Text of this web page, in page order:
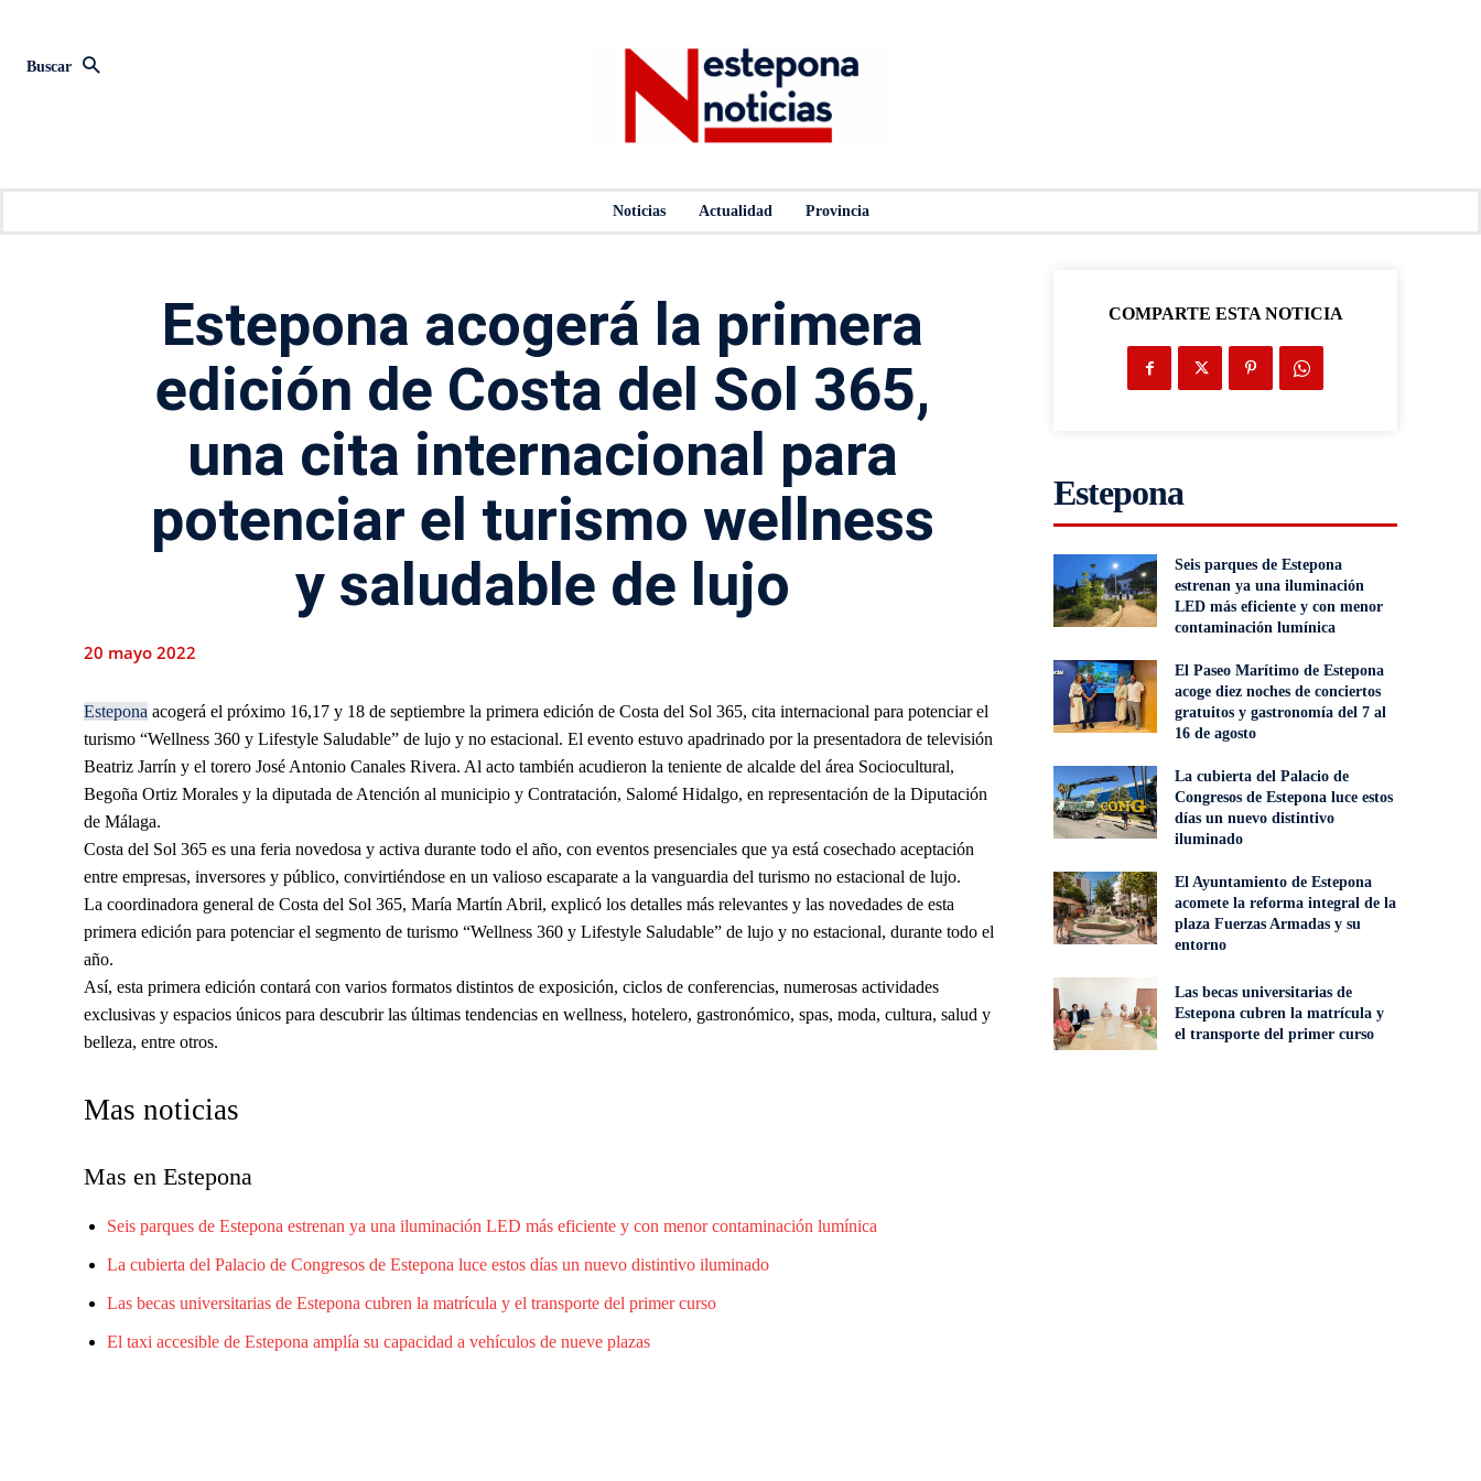
Buscar
Noticias Actualidad Provincia
Estepona acogerá la primera
edición de Costa del Sol 365,
una cita internacional para
potenciar el turismo wellness
y saludable de lujo
20 mayo 2022
Estepona acogerá el próximo 16,17 y 18 de septiembre la primera edición de Costa del Sol 365, cita internacional para potenciar el
turismo “Wellness 360 y Lifestyle Saludable” de lujo y no estacional. El evento estuvo apadrinado por la presentadora de televisión
Beatriz Jarrín y el torero José Antonio Canales Rivera. Al acto también acudieron la teniente de alcalde del área Sociocultural,
Begoña Ortiz Morales y la diputada de Atención al municipio y Contratación, Salomé Hidalgo, en representación de la Diputación
de Málaga.
Costa del Sol 365 es una feria novedosa y activa durante todo el año, con eventos presenciales que ya está cosechado aceptación
entre empresas, inversores y público, convirtiéndose en un valioso escaparate a la vanguardia del turismo no estacional de lujo.
La coordinadora general de Costa del Sol 365, María Martín Abril, explicó los detalles más relevantes y las novedades de esta
primera edición para potenciar el segmento de turismo “Wellness 360 y Lifestyle Saludable” de lujo y no estacional, durante todo el
año.
Así, esta primera edición contará con varios formatos distintos de exposición, ciclos de conferencias, numerosas actividades
exclusivas y espacios únicos para descubrir las últimas tendencias en wellness, hotelero, gastronómico, spas, moda, cultura, salud y
belleza, entre otros.
Mas noticias
Mas en Estepona
Seis parques de Estepona estrenan ya una iluminación LED más eficiente y con menor contaminación lumínica
La cubierta del Palacio de Congresos de Estepona luce estos días un nuevo distintivo iluminado
Las becas universitarias de Estepona cubren la matrícula y el transporte del primer curso
El taxi accesible de Estepona amplía su capacidad a vehículos de nueve plazas
COMPARTE ESTA NOTICIA
Estepona
Seis parques de Estepona
estrenan ya una iluminación
LED más eficiente y con menor
contaminación lumínica
El Paseo Marítimo de Estepona
acoge diez noches de conciertos
gratuitos y gastronomía del 7 al
16 de agosto
La cubierta del Palacio de
Congresos de Estepona luce estos
días un nuevo distintivo
iluminado
El Ayuntamiento de Estepona
acomete la reforma integral de la
plaza Fuerzas Armadas y su
entorno
Las becas universitarias de
Estepona cubren la matrícula y
el transporte del primer curso